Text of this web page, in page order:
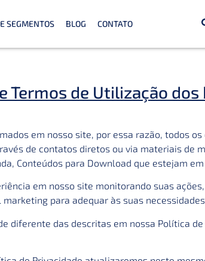
SEGMENTOS BLOG CONTATO
Termos de Utilização dos
em nosso site, por essa razão, todos
de contatos diretos ou via materiais de
Conteúdos para Download que estejam
em nosso site monitorando suas
para adequar às suas
diferente das descritas em nossa Política